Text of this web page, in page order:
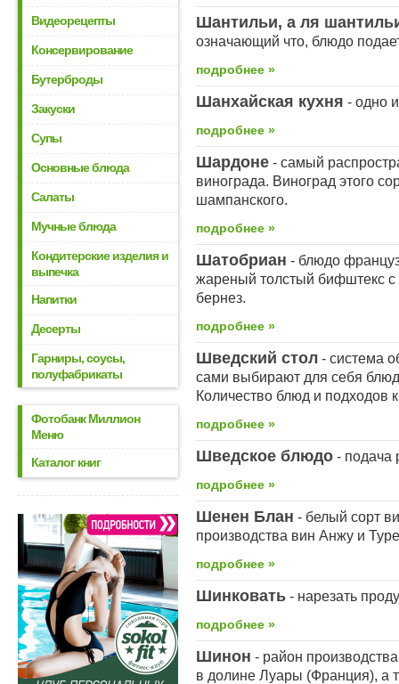
Видеорецепты
Консервирование
Бутерброды
Закуски
Супы
Основные блюда
Салаты
Мучные блюда
Кондитерские изделия и
выпечка
Напитки
Десерты
Гарниры, соусы,
полуфабрикаты
Фотобанк Миллион
Меню
Каталог книг
Шантильи, а ля
означающий что, блюдо
подробнее »
Шанхайская кухня - одно
подробнее »
Шардоне - самый
винограда. Виноград этого
шампанского.
подробнее »
Шатобриан - блюдо
жареный толстый бифштекс
бернез.
подробнее »
Шведский стол - система
сами выбирают для себя
Количество блюд и подходов
подробнее »
Шведское блюдо - подача
подробнее »
Шенен Блан - белый сорт
производства вин Анжу и
подробнее »
Шинковать - нарезать
подробнее »
Шинон - район
в долине Луары (Франция), а